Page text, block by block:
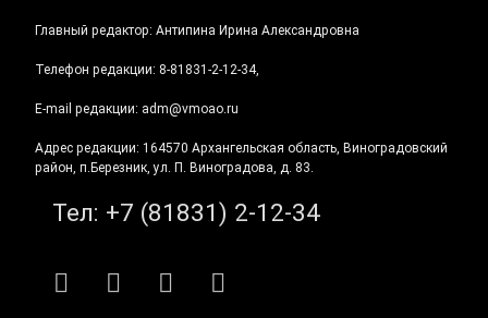
Главный редактор: Антипина Ирина Александровна
Телефон редакции: 8-81831-2-12-34,
E-mail редакции: adm@vmoao.ru
Адрес редакции: 164570 Архангельская область, Виноградовский
район, п.Березник, ул. П. Виноградова, д. 83.
Тел: +7 (81831) 2-12-34
RSS E-mailВКонтакте
Telegram